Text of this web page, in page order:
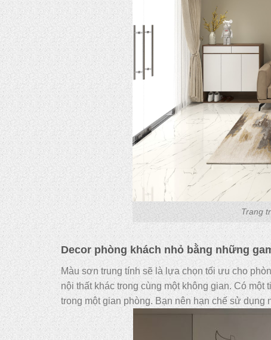
Trang
Decor phòng khách nhỏ bằng những
Màu sơn trung tính sẽ là lựa chọn tối ưu cho
nội thất khác trong cùng một không gian. Có
trong một gian phòng. Bạn nên hạn chế sử